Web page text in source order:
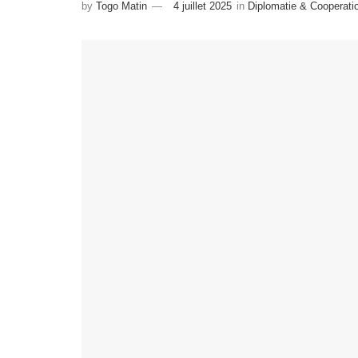
by Togo Matin 4 juillet 2025 in Diplomatie &